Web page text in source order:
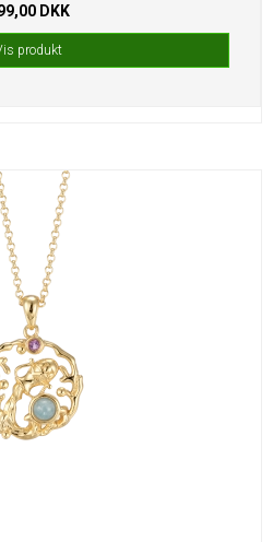
DKK
produkt